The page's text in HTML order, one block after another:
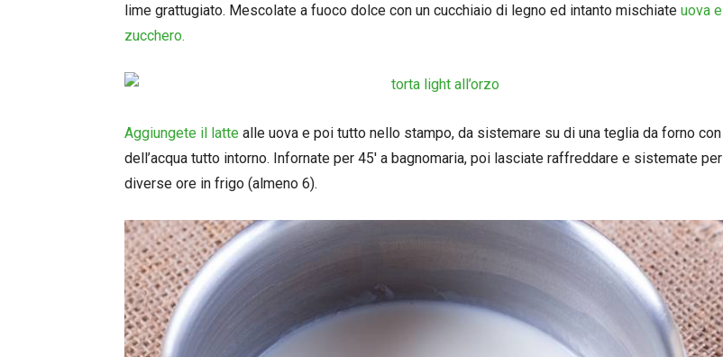
lime grattugiato. Mescolate a fuoco dolce con un cucchiaio di legno ed intanto mischiate uova e
zucchero.
Aggiungete il latte alle uova e poi tutto nello stampo, da sistemare su di una teglia da forno con
dell’acqua tutto intorno. Infornate per 45′ a bagnomaria, poi lasciate raffreddare e sistemate per
diverse ore in frigo (almeno 6).